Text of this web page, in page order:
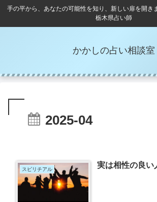
手の平から、あなたの可能性を知り、新しい扉を開
栃木県占い師
かかしの占い相談室
2025-04
スピリチアル 実は相性の良い